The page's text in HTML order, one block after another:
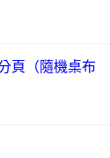
頁（隨機桌布